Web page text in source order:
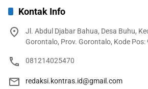
Kontak Info
Jl. Abdul Djabar Bahua, Desa Buhu,
Gorontalo, Prov. Gorontalo, Kode Pos:
081214025470
redaksi.kontras.id@gmail.com